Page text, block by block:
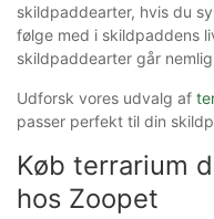
skildpaddearter, hvis du
følge med i skildpaddens
skildpaddearter går
Udforsk vores udvalg af
passer perfekt til din
Køb terrarium
hos Zoopet